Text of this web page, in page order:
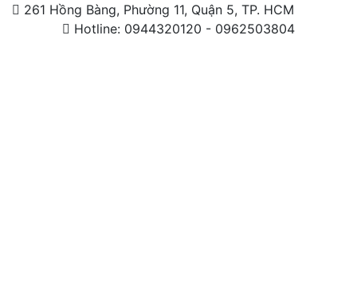
261 Hồng Bàng, Phường 11, Quận 5, TP. HCM
Hotline: 0944320120 - 0962503804